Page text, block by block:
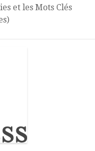
et les Mots Clés